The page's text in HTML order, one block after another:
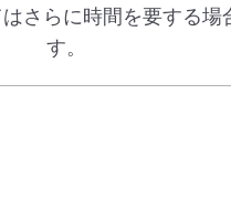
さらに時間を要する場
す。